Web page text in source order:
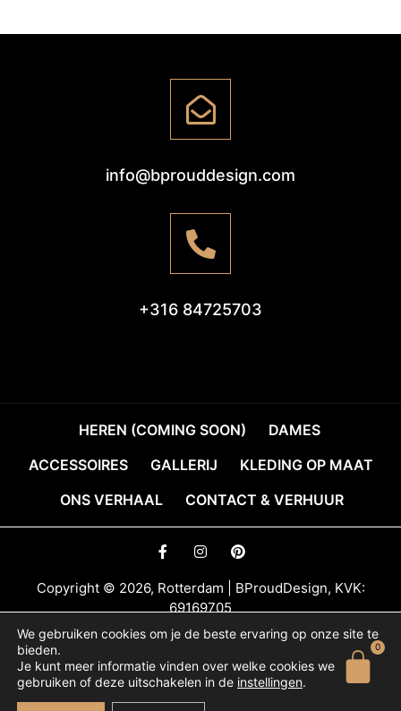
info@bprouddesign.com
+316 84725703
HEREN (COMING SOON)
DAMES
ACCESSOIRES
GALLERIJ
KLEDING OP MAAT
ONS VERHAAL
CONTACT & VERHUUR
Copyright © 2026, Rotterdam | BProudDesign, KVK:
69169705
Algemene
voorwaarden
Verhuurvoorwaarden
Deze website is gebouwd met passie
We gebruiken cookies om je de beste ervaring op onze site te
bieden.
Je kunt meer informatie vinden over welke cookies we
gebruiken of deze uitschakelen in de instellingen.
0